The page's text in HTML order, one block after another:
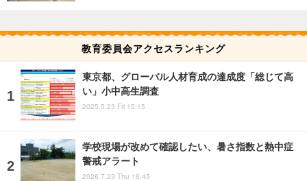
教育委員会アクセスランキング
東京都、グローバル人材育成の達成度「総じて高
い」小中高生調査
2025.5.23 Fri 15:15
学校現場が改めて確認したい、暑さ指数と熱中症
警戒アラート
2026.7.23 Thu 16:45